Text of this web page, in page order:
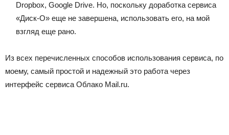
Dropbox, Google Drive. Но, поскольку доработка сервиса
«Диск-О» еще не завершена, использовать его, на мой
взгляд еще рано.
Из всех перечисленных способов использования сервиса, по
моему, самый простой и надежный это работа через
интерфейс сервиса Облако Mail.ru.